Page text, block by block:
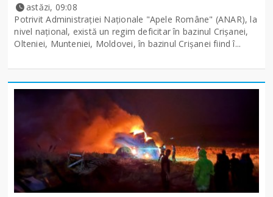
astăzi, 09:08
Potrivit Administraţiei Naţionale "Apele Române" (ANAR), la
nivel naţional, există un regim deficitar în bazinul Crişanei,
Olteniei, Munteniei, Moldovei, în bazinul Crişanei fiind î...